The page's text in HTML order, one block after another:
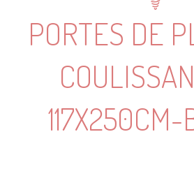
PORTES DE
117X250CM-